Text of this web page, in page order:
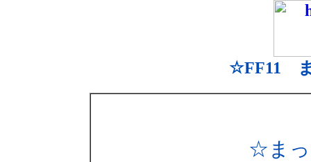
☆FF11
☆ま